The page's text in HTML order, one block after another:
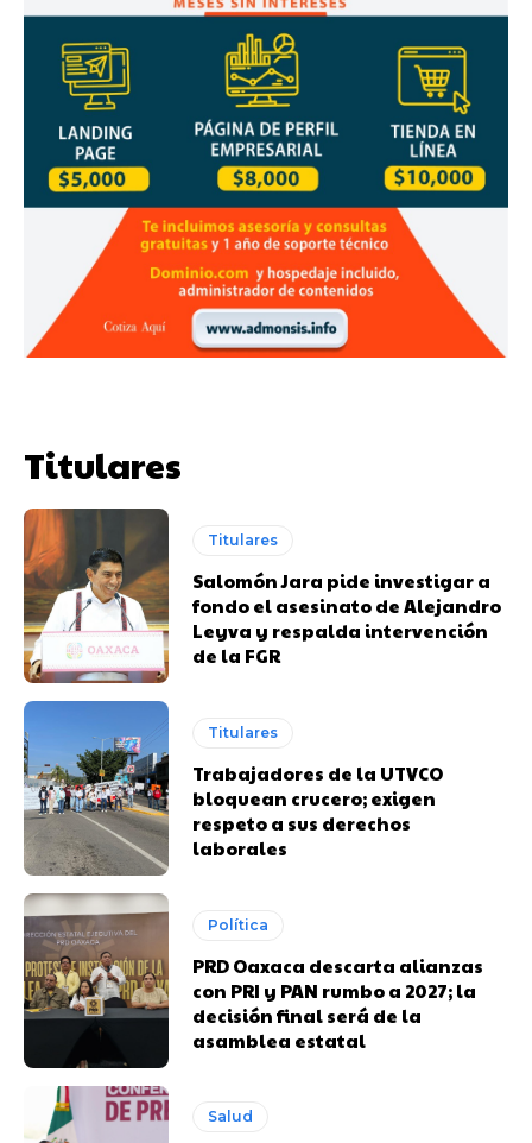
Titulares
Titulares
Salomón Jara pide investigar a
fondo el asesinato de Alejandro
Leyva y respalda intervención
de la FGR
Titulares
Trabajadores de la UTVCO
bloquean crucero; exigen
respeto a sus derechos
laborales
Política
PRD Oaxaca descarta alianzas
con PRI y PAN rumbo a 2027; la
decisión final será de la
asamblea estatal
Salud